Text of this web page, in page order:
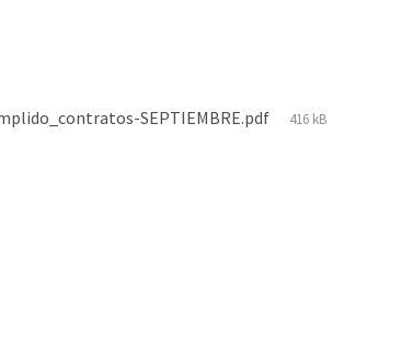
SEPTIEMBRE.pdf 416 kB